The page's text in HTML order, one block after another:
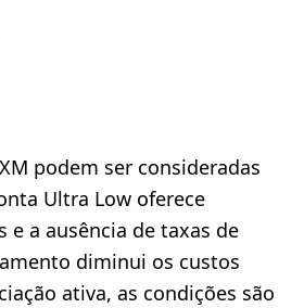
podem ser consideradas
Ultra Low oferece
e a ausência de taxas de
diminui os custos
ativa, as condições são